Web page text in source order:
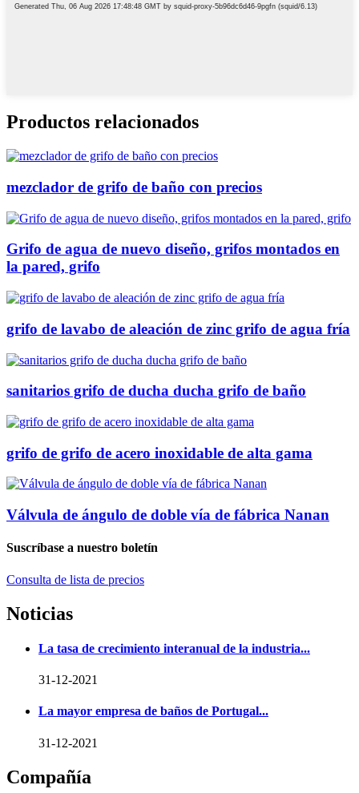
Productos relacionados
mezclador de grifo de baño con precios
Grifo de agua de nuevo diseño, grifos montados en
la pared, grifo
grifo de lavabo de aleación de zinc grifo de agua fría
sanitarios grifo de ducha ducha grifo de baño
grifo de grifo de acero inoxidable de alta gama
Válvula de ángulo de doble vía de fábrica Nanan
Suscríbase a nuestro boletín
Consulta de lista de precios
Noticias
La tasa de crecimiento interanual de la industria...
31-12-2021
La mayor empresa de baños de Portugal...
31-12-2021
Compañía